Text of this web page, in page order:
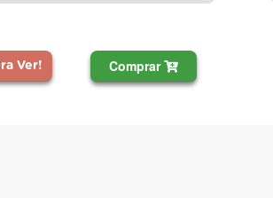
Ver! Comprar